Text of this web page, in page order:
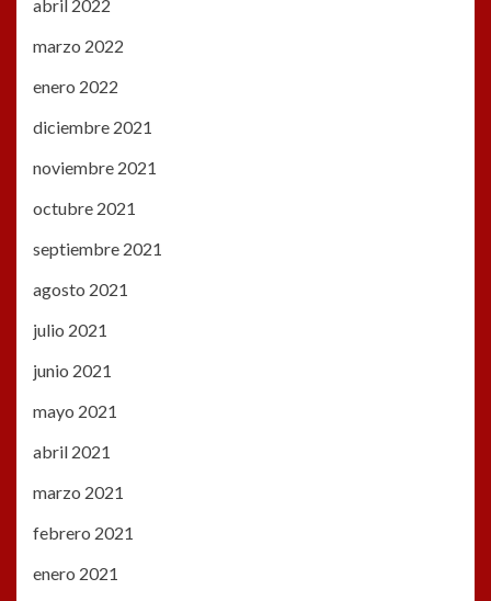
abril 2022
marzo 2022
enero 2022
diciembre 2021
noviembre 2021
octubre 2021
septiembre 2021
agosto 2021
julio 2021
junio 2021
mayo 2021
abril 2021
marzo 2021
febrero 2021
enero 2021